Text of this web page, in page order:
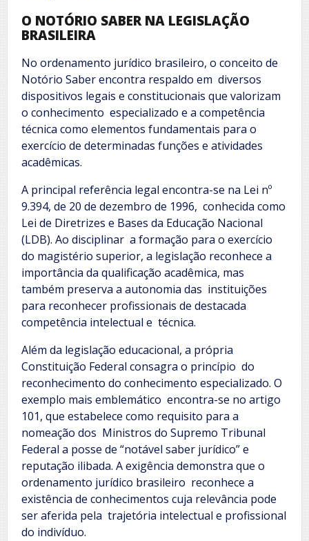
O NOTÓRIO SABER NA LEGISLAÇÃO
BRASILEIRA
No ordenamento jurídico brasileiro, o conceito de
Notório Saber encontra respaldo em diversos
dispositivos legais e constitucionais que valorizam
o conhecimento especializado e a competência
técnica como elementos fundamentais para o
exercício de determinadas funções e atividades
acadêmicas.
A principal referência legal encontra-se na Lei nº
9.394, de 20 de dezembro de 1996, conhecida como
Lei de Diretrizes e Bases da Educação Nacional
(LDB). Ao disciplinar a formação para o exercício
do magistério superior, a legislação reconhece a
importância da qualificação acadêmica, mas
também preserva a autonomia das instituições
para reconhecer profissionais de destacada
competência intelectual e técnica.
Além da legislação educacional, a própria
Constituição Federal consagra o princípio do
reconhecimento do conhecimento especializado. O
exemplo mais emblemático encontra-se no artigo
101, que estabelece como requisito para a
nomeação dos Ministros do Supremo Tribunal
Federal a posse de “notável saber jurídico” e
reputação ilibada. A exigência demonstra que o
ordenamento jurídico brasileiro reconhece a
existência de conhecimentos cuja relevância pode
ser aferida pela trajetória intelectual e profissional
do indivíduo.